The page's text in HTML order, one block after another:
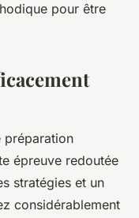
pour être
préparation
épreuve redoutée
stratégies et un
considérablement